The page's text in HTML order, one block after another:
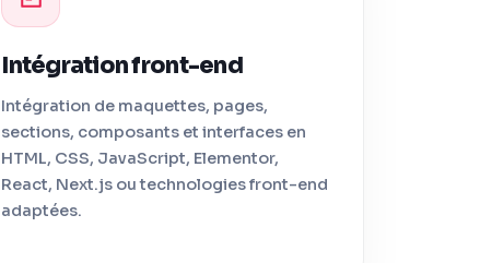
Intégration front-end
Intégration de maquettes, pages,
sections, composants et interfaces en
HTML, CSS, JavaScript, Elementor,
React, Next.js ou technologies front-end
adaptées.